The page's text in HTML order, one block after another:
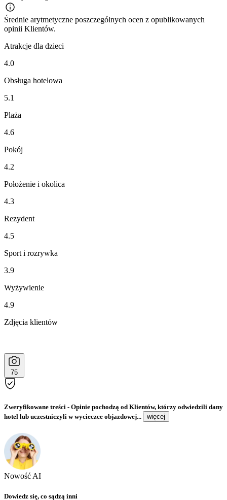
Średnie arytmetyczne poszczególnych ocen z opublikowanych
opinii Klientów.
Atrakcje dla dzieci
4.0
Obsługa hotelowa
5.1
Plaża
4.6
Pokój
4.2
Położenie i okolica
4.3
Rezydent
4.5
Sport i rozrywka
3.9
Wyżywienie
4.9
Zdjęcia klientów
75
Zweryfikowane treści - Opinie pochodzą od Klientów, którzy odwiedzili dany
hotel lub uczestniczyli w wycieczce objazdowej...
więcej
Nowość AI
Dowiedz się, co sądzą inni